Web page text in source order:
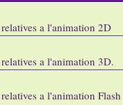
a l'animation 2D
a l'animation 3D.
a l'animation